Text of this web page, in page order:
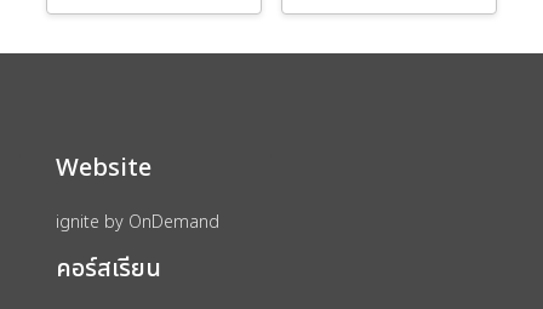
Website
ignite by OnDemand
คอร์สเรียน